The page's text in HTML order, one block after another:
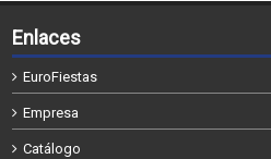
Enlaces
EuroFiestas
Empresa
Catálogo